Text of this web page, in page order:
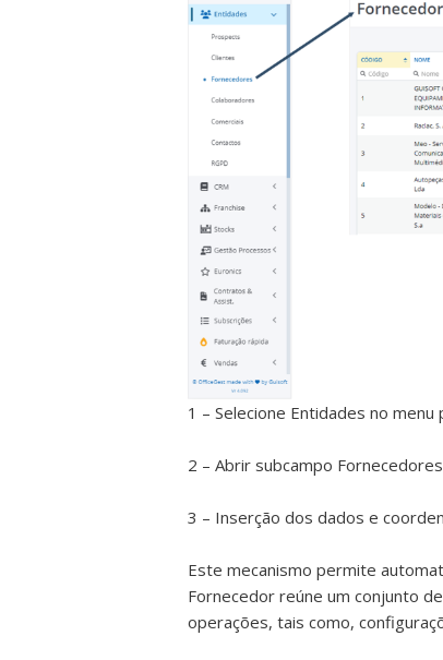
1 – Selecione Entidades no
2 – Abrir subcampo Fornecedores
3 – Inserção dos dados e
Este mecanismo permite
Fornecedor reúne um conjunto
operações, tais como,